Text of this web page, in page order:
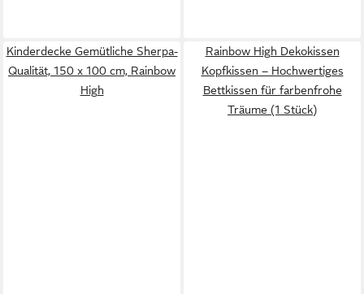
Kinderdecke Gemütliche Sherpa-
Qualität, 150 x 100 cm, Rainbow
High
Rainbow High Dekokissen
Kopfkissen – Hochwertiges
Bettkissen für farbenfrohe
Träume (1 Stück)